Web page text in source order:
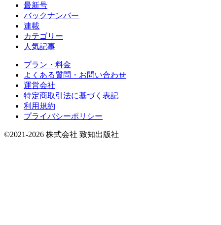
最新号
バックナンバー
連載
カテゴリー
人気記事
プラン・料金
よくある質問・お問い合わせ
運営会社
特定商取引法に基づく表記
利用規約
プライバシーポリシー
©2021-2026 株式会社 致知出版社